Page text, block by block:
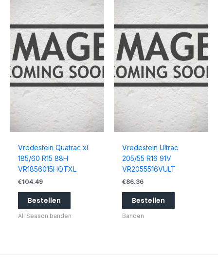
Vredestein Quatrac xl
185/60 R15 88H
VR1856015HQTXL
€104.49
Bestellen
All Season banden
Vredestein Ultrac
205/55 R16 91V
VR2055516VULT
€86.36
Bestellen
Banden